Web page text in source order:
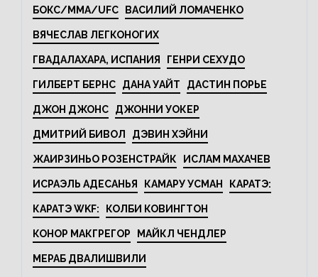
БОКС/MMA/UFC ВАСИЛИЙ ЛОМАЧЕНКО
ВЯЧЕСЛАВ ЛЕГКОНОГИХ
ГВАДАЛАХАРА, ИСПАНИЯ ГЕНРИ СЕХУДО
ГИЛБЕРТ БЕРНС ДАНА УАЙТ ДАСТИН ПОРЬЕ
ДЖОН ДЖОНС ДЖОННИ УОКЕР
ДМИТРИЙ БИВОЛ ДЭВИН ХЭЙНИ
ЖАИРЗИНЬО РОЗЕНСТРАЙК ИСЛАМ МАХАЧЕВ
ИСРАЭЛЬ АДЕСАНЬЯ КАМАРУ УСМАН КАРАТЭ:
КАРАТЭ WKF: КОЛБИ КОВИНГТОН
КОНОР МАКГРЕГОР МАЙКЛ ЧЕНДЛЕР
МЕРАБ ДВАЛИШВИЛИ